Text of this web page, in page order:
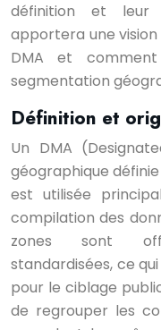
définition et leur
apportera une
DMA et
segmentation
Définition et
Un DMA
géographique
est utilisée
compilation des
zones sont
standardisées, ce
pour le ciblage
de regrouper les